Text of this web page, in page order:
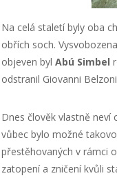
Na celá staletí byly oba
obřích soch.
objeven byl Abú Simbel
odstranil Giovanni
Dnes člověk vlastně
vůbec bylo možné
přestěhovaných v rámci
zatopení a zničení kvůli